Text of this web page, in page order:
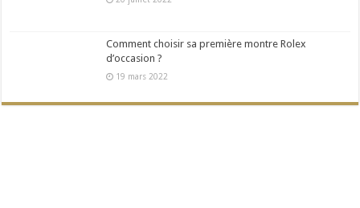
Comment choisir sa première montre Rolex
d’occasion ?
19 mars 2022